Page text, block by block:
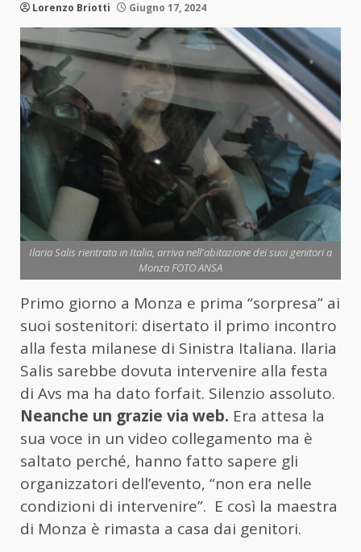
Lorenzo Briotti Giugno 17, 2024
Ilaria Salis rientrata in Italia, arriva nell'abitazione dei suoi genitori a
Monza FOTO ANSA
Primo giorno a Monza e prima “sorpresa” ai
suoi sostenitori: disertato il primo incontro
alla festa milanese di Sinistra Italiana. Ilaria
Salis sarebbe dovuta intervenire alla festa
di Avs ma ha dato forfait. Silenzio assoluto.
Neanche un grazie via web. Era attesa la
sua voce in un video collegamento ma è
saltato perché, hanno fatto sapere gli
organizzatori dell’evento, “non era nelle
condizioni di intervenire”. E così la maestra
di Monza è rimasta a casa dai genitori.